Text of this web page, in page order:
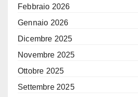
Febbraio 2026
Gennaio 2026
Dicembre 2025
Novembre 2025
Ottobre 2025
Settembre 2025